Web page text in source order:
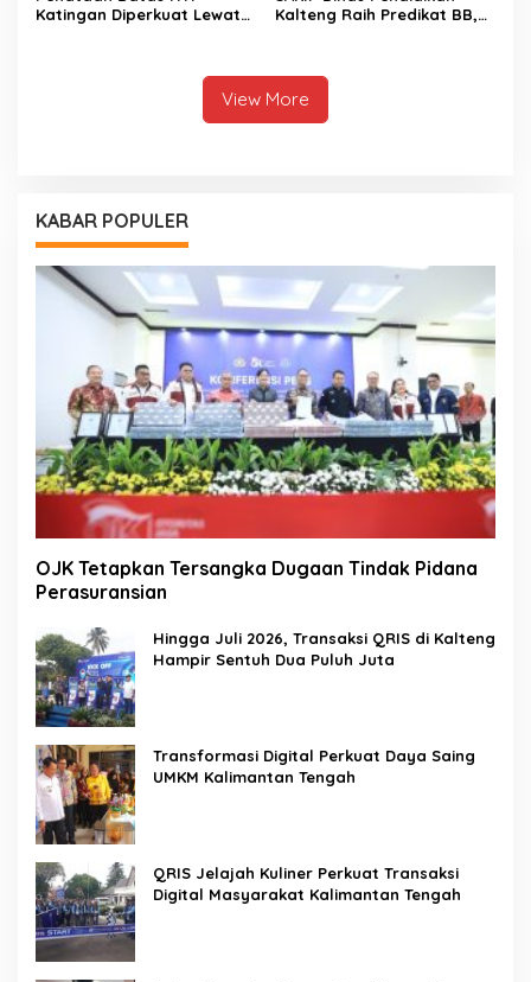
Katingan Diperkuat Lewat
Kalteng Raih Predikat BB,
View More
KABAR POPULER
OJK Tetapkan Tersangka Dugaan Tindak Pidana
Perasuransian
Hingga Juli 2026, Transaksi QRIS di Kalteng
Hampir Sentuh Dua Puluh Juta
Transformasi Digital Perkuat Daya Saing
UMKM Kalimantan Tengah
QRIS Jelajah Kuliner Perkuat Transaksi
Digital Masyarakat Kalimantan Tengah